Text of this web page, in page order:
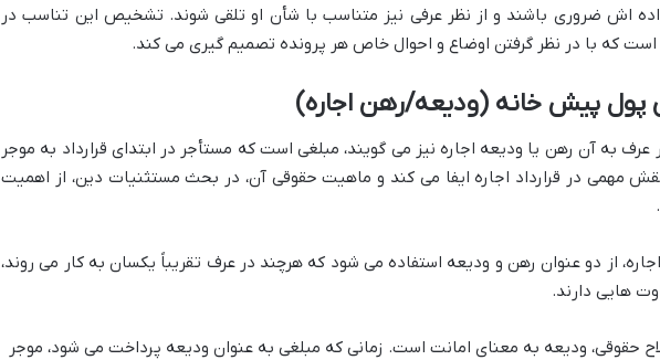
اش ضروری باشند و از نظر عرفی نیز متناسب با شأن او تلقی شوند. تشخیص این تناسب در
که با در نظر گرفتن اوضاع و احوال خاص هر پرونده تصمیم گیری می کند.
پیش خانه (ودیعه/رهن اجاره)
به آن رهن یا ودیعه اجاره نیز می گویند، مبلغی است که مستأجر در ابتدای قرارداد به موجر
مهمی در قرارداد اجاره ایفا می کند و ماهیت حقوقی آن، در بحث مستثنیات دین، از اهمیت
از دو عنوان رهن و ودیعه استفاده می شود که هرچند در عرف تقریباً یکسان به کار می روند،
هایی دارند.
حقوقی، ودیعه به معنای امانت است. زمانی که مبلغی به عنوان ودیعه پرداخت می شود، موجر